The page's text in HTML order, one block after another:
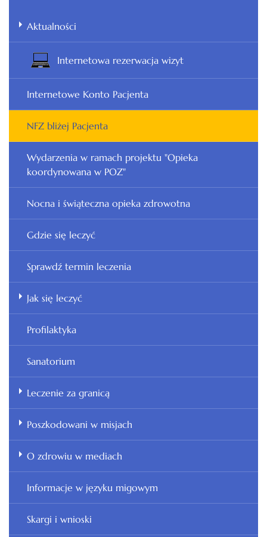
Aktualności
Internetowa rezerwacja wizyt
Internetowe Konto Pacjenta
NFZ bliżej Pacjenta
Wydarzenia w ramach projektu "Opieka
koordynowana w POZ"
Nocna i świąteczna opieka zdrowotna
Gdzie się leczyć
Sprawdź termin leczenia
Jak się leczyć
Profilaktyka
Sanatorium
Leczenie za granicą
Poszkodowani w misjach
O zdrowiu w mediach
Informacje w języku migowym
Skargi i wnioski